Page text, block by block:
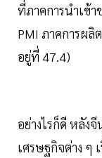
ที่ภาคการนำเข้า
PMI ภาคการผลิ
อยู่ที่ 47.4)
อย่างไรก็ดี หลัง
เศรษฐกิจต่าง